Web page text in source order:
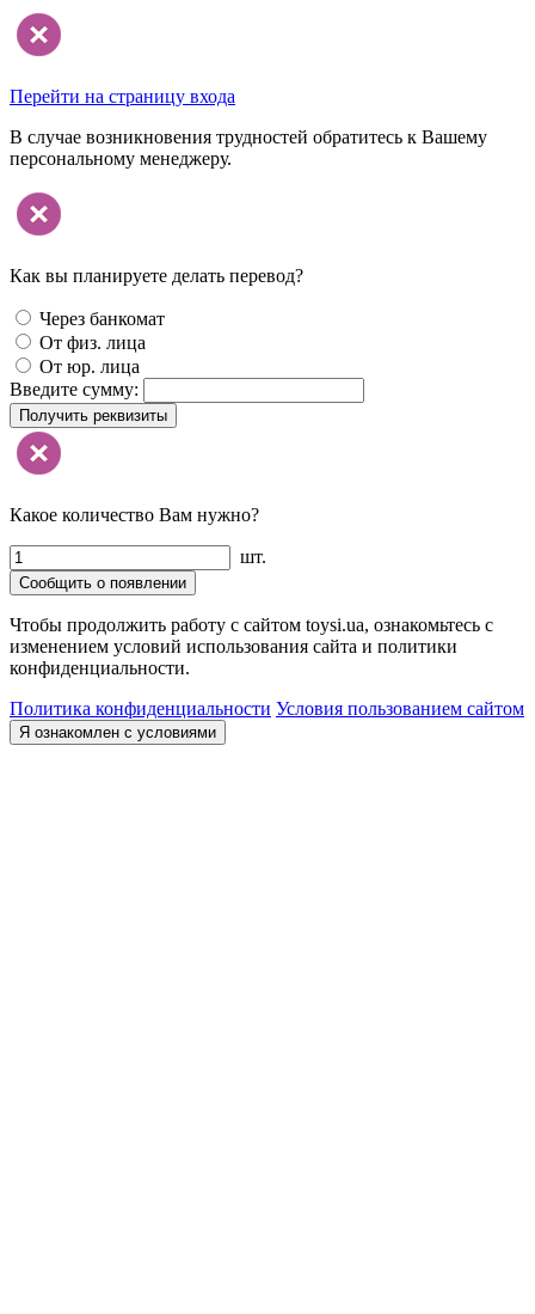
Перейти на страницу входа
В случае возникновения трудностей обратитесь к Вашему
персональному менеджеру.
Как вы планируете делать перевод?
Через банкомат
От физ. лица
От юр. лица
Введите сумму:
Получить реквизиты
Какое количество Вам нужно?
шт.
Сообщить о появлении
Чтобы продолжить работу с сайтом toysi.ua, ознакомьтесь с
изменением условий использования сайта и политики
конфиденциальности.
Политика конфиденциальности Условия пользованием сайтом
Я ознакомлен с условиями